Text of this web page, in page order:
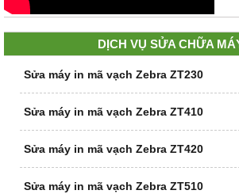
DỊCH VỤ SỬA CHỮA
Sửa máy in mã vạch Zebra ZT230
Sửa máy in mã vạch Zebra ZT410
Sửa máy in mã vạch Zebra ZT420
Sửa máy in mã vạch Zebra ZT510